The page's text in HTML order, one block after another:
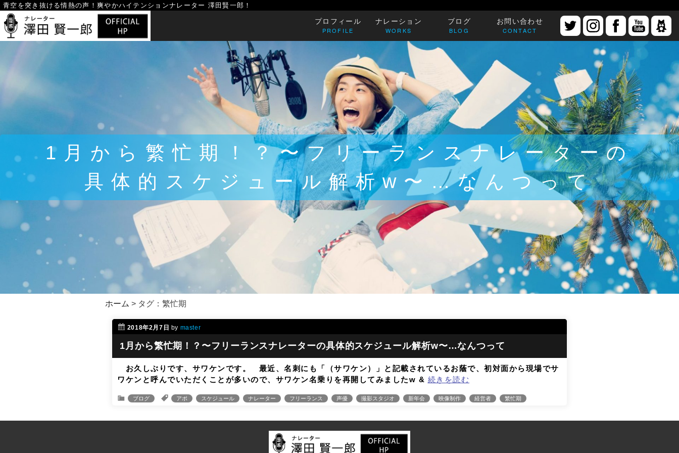
Skip
content
青空を突き抜ける情熱の声！ 爽やかハイテンションナレーター 澤田賢一郎！
プロフィール
PROFILE
ナレーション
WORKS
ブログ
BLOG
お問い合わせ
CONTACT
1月から繁忙期！？〜フリーランスナレーターの
具体的スケジュール解析w〜…なんつって
ホーム > タグ：繁忙期
2018年2月7日 by master
1月から繁忙期！？〜フリーランスナレーターの具体的スケジュール解析w〜…なんつって
お久しぶりです、サワケンです。 最近、名刺にも「（サワケン）」と記載されているお蔭で、初対面から現場でサ
ワケンと呼んでいただくことが多いので、サワケン名乗りを再開してみましたw & 続きを読む
ブログ アポ スケジュール ナレーター フリーランス 声優 撮影スタジオ 新年会 映像制作 経営者 繁忙期